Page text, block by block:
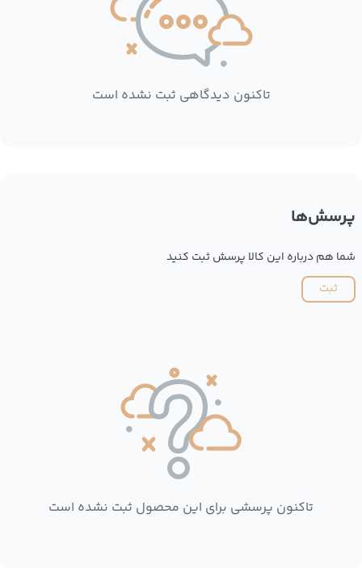
تاکنون دیدگاهی ثبت نشده است
پرسش‌ها
شما هم درباره این کالا پرسش ثبت کنید
ثبت
تاکنون پرسشی برای این محصول ثبت نشده است